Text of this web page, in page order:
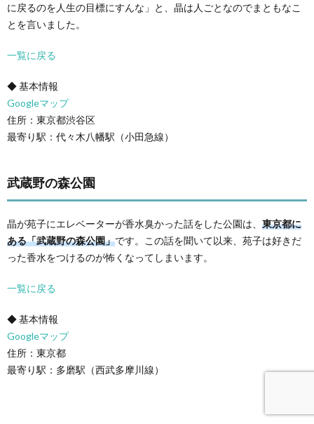
に戻るのを人生の目標にすんな」と、晶は人ごとなのでまともなこ
とを言いました。
一覧に戻る
◆ 基本情報
Googleマップ
住所：東京都渋谷区
最寄り駅：代々木八幡駅（小田急線）
武蔵野の森公園
晶が苑子にエレベーターが香水臭かった話をした公園は、 東京都に
ある「武蔵野の森公園」です。この話を聞いて以来、苑子は好きだ
った香水をつけるのが怖くなってしまいます。
一覧に戻る
◆ 基本情報
Googleマップ
住所：東京都
最寄り駅：多磨駅（西武多摩川線）